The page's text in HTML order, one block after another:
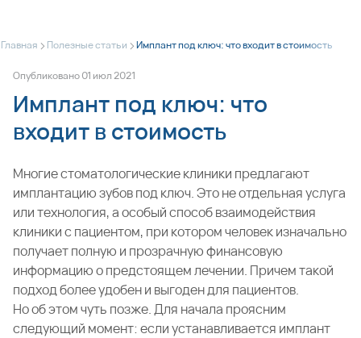
Главная > Полезные статьи >Имплант под ключ: что входит в стоимость
Опубликовано01 июл2021
Имплант под ключ: что
входит в стоимость
Многие стоматологические клиники предлагают
имплантацию зубов под ключ. Это не отдельная услуга
или технология, а особый способ взаимодействия
клиники с пациентом, при котором человек изначально
получает полную и прозрачную финансовую
информацию о предстоящем лечении. Причем такой
подход более удобен и выгоден для пациентов.
Но об этом чуть позже. Для начала проясним
следующий момент: если устанавливается имплант